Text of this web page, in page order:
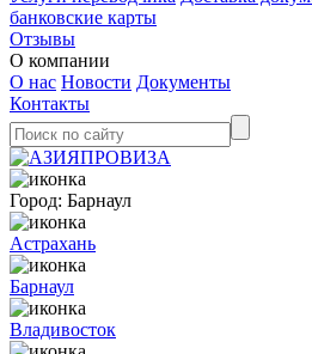
банковские карты
Отзывы
О компании
О нас Новости Документы
Контакты
Город: Барнаул
Астрахань
Барнаул
Владивосток